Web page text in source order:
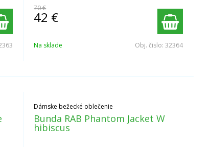
70 €
42 €
Na sklade Obj. čislo: 32364
Dámske bežecké oblečenie
Bunda RAB Phantom Jacket W
hibiscus